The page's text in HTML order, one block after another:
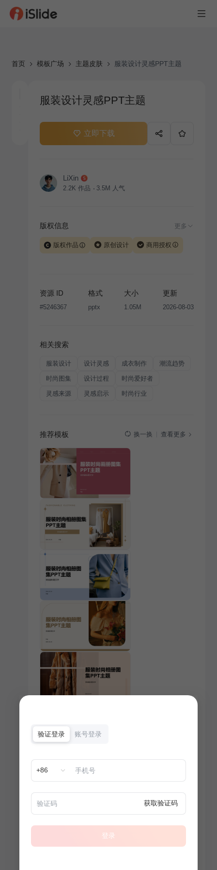
首页 模板广场 主题皮肤 服装设计灵感PPT主题
服装设计灵感PPT主题
立即下载
LiXin
2.2K 作品 3.5M 人气
版权信息 更多
版权作品 原创设计 商用授权
版权声明
条款，禁止任何形式的转让、出售或出租，未
经投权许可任何人不得擅自转载和分发，否则将接照我
资源 ID
#5246367
格式
pptx
大小
1.05M
更新
2026-08-03
相关搜索
服装设计 设计灵感 成衣制作 潮流趋势
时尚图集 设计过程 时尚爱好者
灵感来源 灵感启示 时尚行业
推荐模板 换一换 查看更多
验证登录 账号登录
+86
获取验证码
登录